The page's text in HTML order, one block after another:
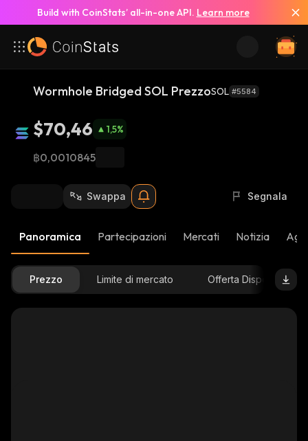
Build with CoinStats’ all-in-one API. Learn more
Wormhole Bridged SOL PrezzoSOL #5584
$70,46 1,5%
฿0,0010845
Swappa Segnala
Panoramica Partecipazioni Mercati Notizia
Prezzo Limite di mercato Offerta Disponibile